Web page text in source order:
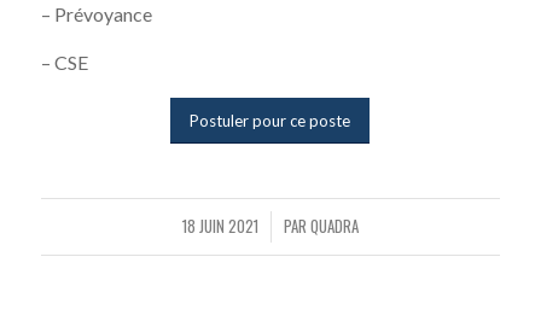
– Prévoyance
– CSE
Postuler pour ce poste
18 JUIN 2021
/ PAR QUADRA